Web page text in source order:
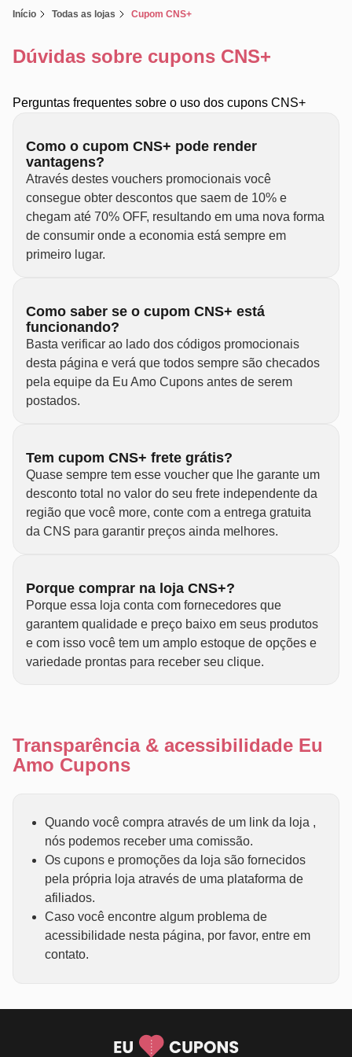
Início Todas as lojas Cupom CNS+
Dúvidas sobre cupons CNS+
Perguntas frequentes sobre o uso dos cupons CNS+
Como o cupom CNS+ pode render
vantagens?
Através destes vouchers promocionais você
consegue obter descontos que saem de 10% e
chegam até 70% OFF, resultando em uma nova forma
de consumir onde a economia está sempre em
primeiro lugar.
Como saber se o cupom CNS+ está
funcionando?
Basta verificar ao lado dos códigos promocionais
desta página e verá que todos sempre são checados
pela equipe da Eu Amo Cupons antes de serem
postados.
Tem cupom CNS+ frete grátis?
Quase sempre tem esse voucher que lhe garante um
desconto total no valor do seu frete independente da
região que você more, conte com a entrega gratuita
da CNS para garantir preços ainda melhores.
Porque comprar na loja CNS+?
Porque essa loja conta com fornecedores que
garantem qualidade e preço baixo em seus produtos
e com isso você tem um amplo estoque de opções e
variedade prontas para receber seu clique.
Transparência & acessibilidade Eu
Amo Cupons
Quando você compra através de um link da loja ,
nós podemos receber uma comissão.
Os cupons e promoções da loja são fornecidos
pela própria loja através de uma plataforma de
afiliados.
Caso você encontre algum problema de
acessibilidade nesta página, por favor, entre em
contato.